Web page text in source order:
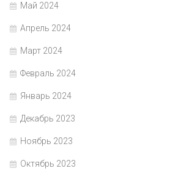
Май 2024
Апрель 2024
Март 2024
Февраль 2024
Январь 2024
Декабрь 2023
Ноябрь 2023
Октябрь 2023